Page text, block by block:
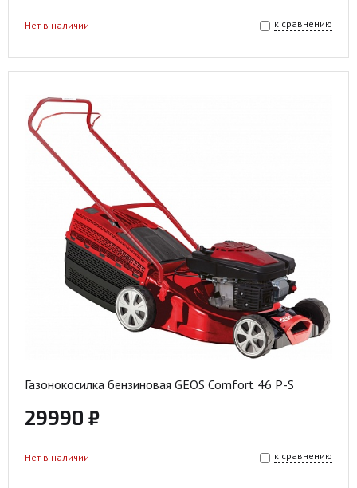
к сравнению
Нет в наличии
Газонокосилка бензиновая GEOS Comfort 46 P-S
29990 ₽
к сравнению
Нет в наличии